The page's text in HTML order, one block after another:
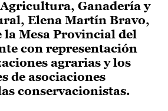
Ganadería y
Elena Martín Bravo,
la Mesa Provincial del
con representación
agrarias y los
de asociaciones
conservacionistas.